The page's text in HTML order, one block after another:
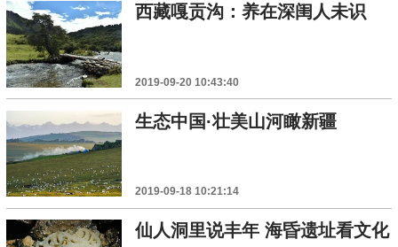
西藏嘎贡沟：养在深闺人未识
2019-09-20 10:43:40
生态中国·壮美山河瞰新疆
2019-09-18 10:21:14
仙人洞里说丰年 海昏遗址看文化